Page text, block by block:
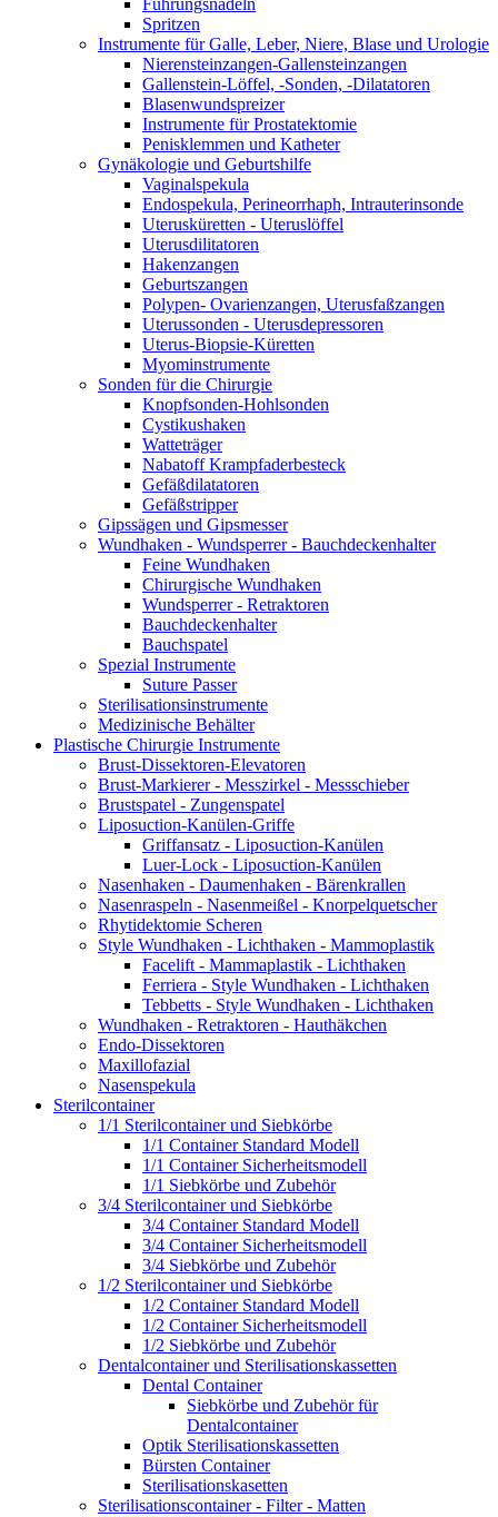
Führungsnadeln
Spritzen
Instrumente für Galle, Leber, Niere, Blase und Urologie
Nierensteinzangen-Gallensteinzangen
Gallenstein-Löffel, -Sonden, -Dilatatoren
Blasenwundspreizer
Instrumente für Prostatektomie
Penisklemmen und Katheter
Gynäkologie und Geburtshilfe
Vaginalspekula
Endospekula, Perineorrhaph, Intrauterinsonde
Uterusküretten - Uteruslöffel
Uterusdilitatoren
Hakenzangen
Geburtszangen
Polypen- Ovarienzangen, Uterusfaßzangen
Uterussonden - Uterusdepressoren
Uterus-Biopsie-Küretten
Myominstrumente
Sonden für die Chirurgie
Knopfsonden-Hohlsonden
Cystikushaken
Watteträger
Nabatoff Krampfaderbesteck
Gefäßdilatatoren
Gefäßstripper
Gipssägen und Gipsmesser
Wundhaken - Wundsperrer - Bauchdeckenhalter
Feine Wundhaken
Chirurgische Wundhaken
Wundsperrer - Retraktoren
Bauchdeckenhalter
Bauchspatel
Spezial Instrumente
Suture Passer
Sterilisationsinstrumente
Medizinische Behälter
Plastische Chirurgie Instrumente
Brust-Dissektoren-Elevatoren
Brust-Markierer - Messzirkel - Messschieber
Brustspatel - Zungenspatel
Liposuction-Kanülen-Griffe
Griffansatz - Liposuction-Kanülen
Luer-Lock - Liposuction-Kanülen
Nasenhaken - Daumenhaken - Bärenkrallen
Nasenraspeln - Nasenmeißel - Knorpelquetscher
Rhytidektomie Scheren
Style Wundhaken - Lichthaken - Mammoplastik
Facelift - Mammaplastik - Lichthaken
Ferriera - Style Wundhaken - Lichthaken
Tebbetts - Style Wundhaken - Lichthaken
Wundhaken - Retraktoren - Hauthäkchen
Endo-Dissektoren
Maxillofazial
Nasenspekula
Sterilcontainer
1/1 Sterilcontainer und Siebkörbe
1/1 Container Standard Modell
1/1 Container Sicherheitsmodell
1/1 Siebkörbe und Zubehör
3/4 Sterilcontainer und Siebkörbe
3/4 Container Standard Modell
3/4 Container Sicherheitsmodell
3/4 Siebkörbe und Zubehör
1/2 Sterilcontainer und Siebkörbe
1/2 Container Standard Modell
1/2 Container Sicherheitsmodell
1/2 Siebkörbe und Zubehör
Dentalcontainer und Sterilisationskassetten
Dental Container
Siebkörbe und Zubehör für
Dentalcontainer
Optik Sterilisationskassetten
Bürsten Container
Sterilisationskasetten
Sterilisationscontainer - Filter - Matten